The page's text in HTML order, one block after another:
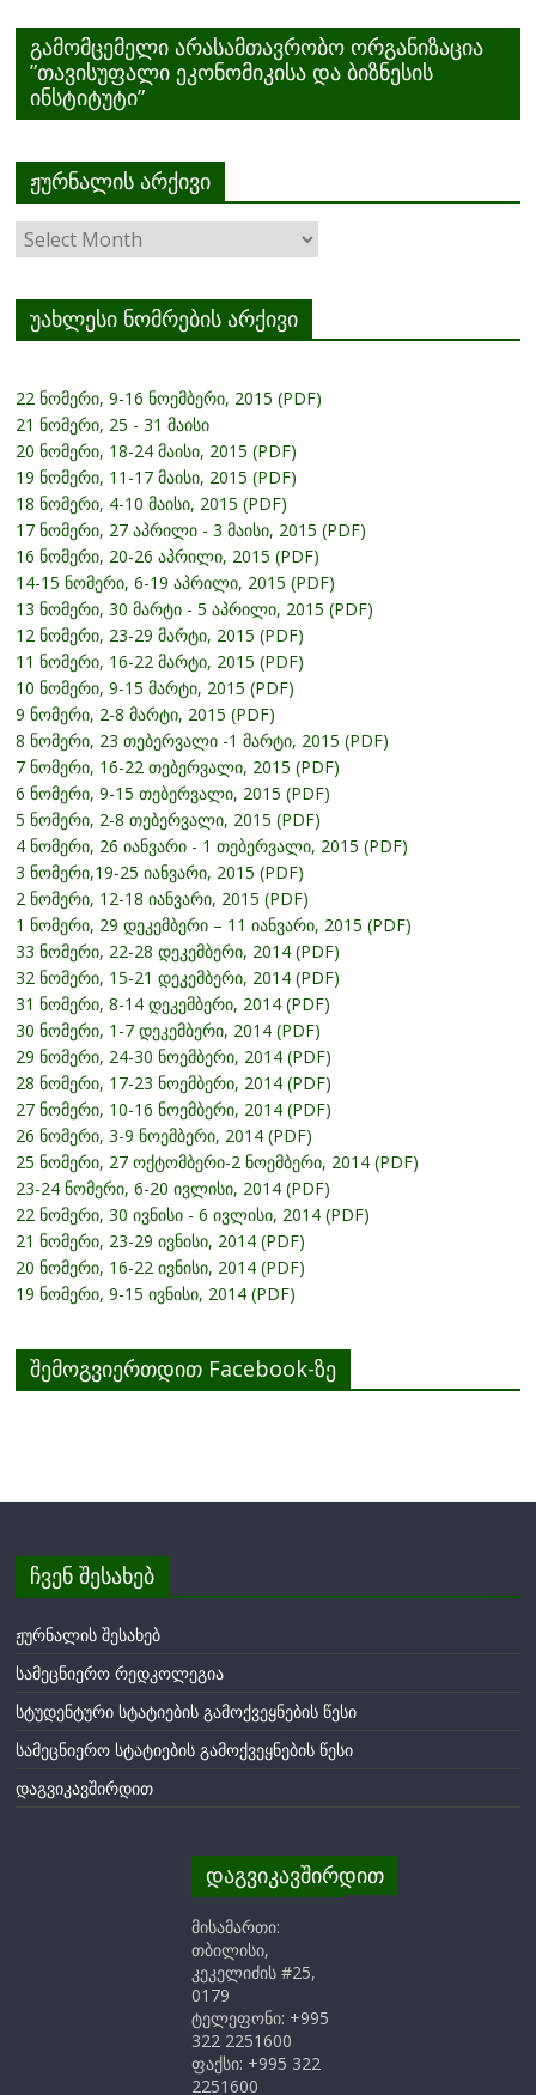
გამომცემელი არასამთავრობო ორგანიზაცია
”თავისუფალი ეკონომიკისა და ბიზნესის
ინსტიტუტი”
ჟურნალის არქივი
ჟურნალის
არქივი
უახლესი ნომრების არქივი
22 ნომერი, 9-16 ნოემბერი, 2015 (PDF)
21 ნომერი, 25 - 31 მაისი
20 ნომერი, 18-24 მაისი, 2015 (PDF)
19 ნომერი, 11-17 მაისი, 2015 (PDF)
18 ნომერი, 4-10 მაისი, 2015 (PDF)
17 ნომერი, 27 აპრილი - 3 მაისი, 2015 (PDF)
16 ნომერი, 20-26 აპრილი, 2015 (PDF)
14-15 ნომერი, 6-19 აპრილი, 2015 (PDF)
13 ნომერი, 30 მარტი - 5 აპრილი, 2015 (PDF)
12 ნომერი, 23-29 მარტი, 2015 (PDF)
11 ნომერი, 16-22 მარტი, 2015 (PDF)
10 ნომერი, 9-15 მარტი, 2015 (PDF)
9 ნომერი, 2-8 მარტი, 2015 (PDF)
8 ნომერი, 23 თებერვალი -1 მარტი, 2015 (PDF)
7 ნომერი, 16-22 თებერვალი, 2015 (PDF)
6 ნომერი, 9-15 თებერვალი, 2015 (PDF)
5 ნომერი, 2-8 თებერვალი, 2015 (PDF)
4 ნომერი, 26 იანვარი - 1 თებერვალი, 2015 (PDF)
3 ნომერი,19-25 იანვარი, 2015 (PDF)
2 ნომერი, 12-18 იანვარი, 2015 (PDF)
1 ნომერი, 29 დეკემბერი – 11 იანვარი, 2015 (PDF)
33 ნომერი, 22-28 დეკემბერი, 2014 (PDF)
32 ნომერი, 15-21 დეკემბერი, 2014 (PDF)
31 ნომერი, 8-14 დეკემბერი, 2014 (PDF)
30 ნომერი, 1-7 დეკემბერი, 2014 (PDF)
29 ნომერი, 24-30 ნოემბერი, 2014 (PDF)
28 ნომერი, 17-23 ნოემბერი, 2014 (PDF)
27 ნომერი, 10-16 ნოემბერი, 2014 (PDF)
26 ნომერი, 3-9 ნოემბერი, 2014 (PDF)
25 ნომერი, 27 ოქტომბერი-2 ნოემბერი, 2014 (PDF)
23-24 ნომერი, 6-20 ივლისი, 2014 (PDF)
22 ნომერი, 30 ივნისი - 6 ივლისი, 2014 (PDF)
21 ნომერი, 23-29 ივნისი, 2014 (PDF)
20 ნომერი, 16-22 ივნისი, 2014 (PDF)
19 ნომერი, 9-15 ივნისი, 2014 (PDF)
შემოგვიერთდით Facebook-ზე
ჩვენ შესახებ
ჟურნალის შესახებ
სამეცნიერო რედკოლეგია
სტუდენტური სტატიების გამოქვეყნების წესი
სამეცნიერო სტატიების გამოქვეყნების წესი
დაგვიკავშირდით
დაგვიკავშირდით
მისამართი:
თბილისი,
კეკელიძის #25,
0179
ტელეფონი: +995
322 2251600
ფაქსი: +995 322
2251600